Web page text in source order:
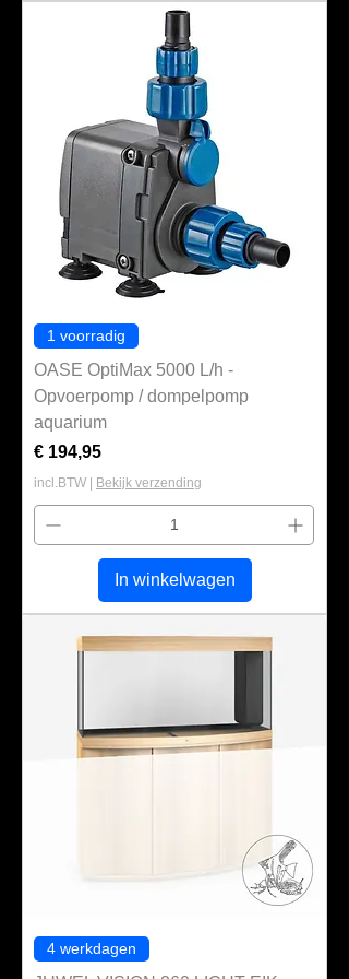
1 voorradig
OASE OptiMax 5000 L/h -
Opvoerpomp / dompelpomp
aquarium
Prijs
€ 194,95
incl.BTW Bekijk verzending
In winkelwagen
4 werkdagen